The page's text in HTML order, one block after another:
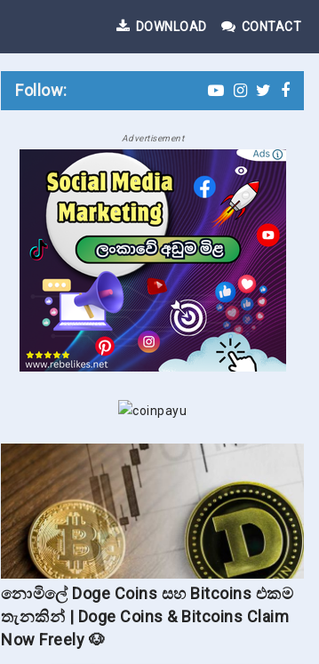
DOWNLOAD CONTACT
Follow:
Advertisement
නොමිලේ Doge Coins සහ Bitcoins එකම
තැනකින් | Doge Coins & Bitcoins Claim
Now Freely 🐶